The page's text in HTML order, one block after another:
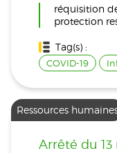
réquisition
protection
Tag(s) :
COVID-19
Ressources
Arrêté du